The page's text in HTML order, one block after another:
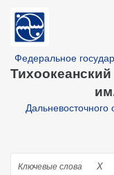
основному
Федеральное
Тихоокеанский
Поиск
X